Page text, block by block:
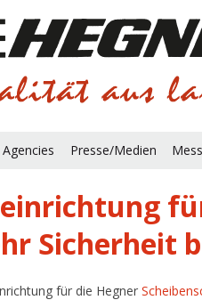
Presse/Medien
Sicherheit
für die Hegner